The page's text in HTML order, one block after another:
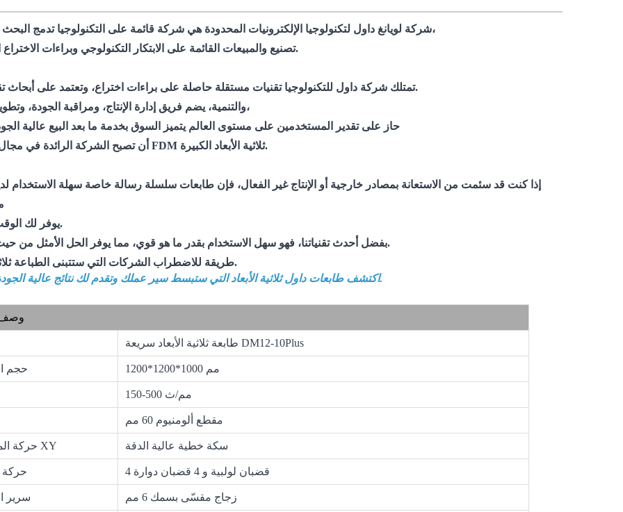
شركة لويانغ داول لتكنولوجيا الإلكترونيات المحدودة هي شركة قائمة على التكنولوجيا تدمج البحث والتطوير،
تصنيعوالمبيعات القائمة على الابتكار التكنولوجي وبراءات الاختراع الأساسية.
تمتلك شركة داول للتكنولوجيا تقنيات مستقلة حاصلة على براءات اختراع، وتعتمد على أبحاث تقنية قوية.
والتنمية،يضم فريق إدارة الإنتاج، ومراقبة الجودة، وتطوير السوق،
حاز على تقدير المستخدمين على مستوى العالم
أن تصبح الشركة الرائدة في مجال طابعات FDM ثلاثية الأبعاد الكبيرة.
إذا كنت قد سئمت من الاستعانة بمصادر خارجية أو الإنتاج غير الفعال، فإن طابعات سلسلة رسالة خاصة سهلة الاستخدام
يوفر لك الوقت والمال.
بفضل أحدث تقنياتنا، فهو سهل الاستخدام بقدر ما هو قوي، مما يوفر الحل الأمثل من حيث التكلفة.
طريقة للاضطرابالشركات التي ستتبنى الطباعة ثلاثية الأبعاد.
اكتشف طابعات داول ثلاثية الأبعاد التي ستبسط سير عملك وتقدم لك نتائج عالية الجودة تحتاجها.
وصف
طابعة ثلاثية الأبعاد سريعة DM12-10Plus
حجم 1200*1200*1000 مم
150-500 مم/ث
مقطع ألومنيوم 60 مم
حركة المحورين XY سكة خطية عالية الدقة
حركة 4 قضبان لولبية و 4 قضبان دوارة
سرير زجاج مقسّى بسمك 6 مم